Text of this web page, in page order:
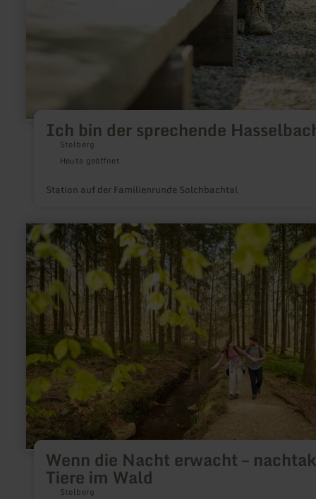
Ich bin der sprechende
Stolberg
Heute geöffnet
Station auf der Familienrunde Solchbachtal
Wenn die Nacht erwacht –
Tiere im Wald
Stolberg
mehr
erfahren
zu:
Wenn
die
Nacht
erwacht
nachtaktive
Wald